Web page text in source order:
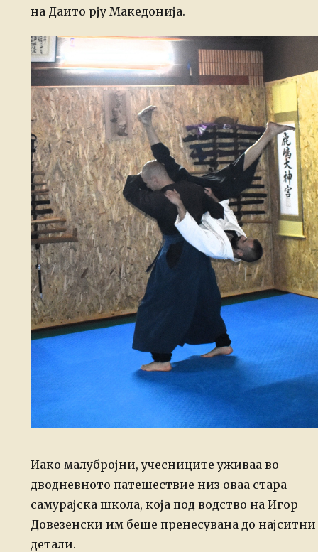
на Даито рју Македонија.
Иако малубројни, учесниците уживаа во
дводневното патешествие низ оваа стара
самурајска школа, која под водство на Игор
Довезенски им беше пренесувана до најситни
детали.